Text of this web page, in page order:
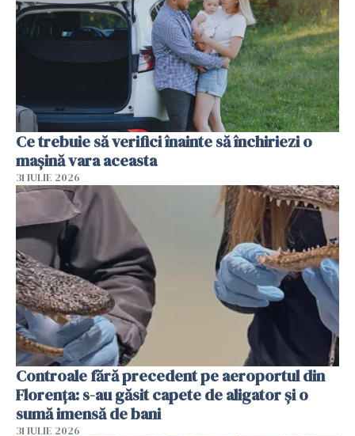
Ce trebuie să verifici înainte să închiriezi o
mașină vara aceasta
31 IULIE 2026
Controale fără precedent pe aeroportul din
Florența: s-au găsit capete de aligator și o
sumă imensă de bani
31 IULIE 2026